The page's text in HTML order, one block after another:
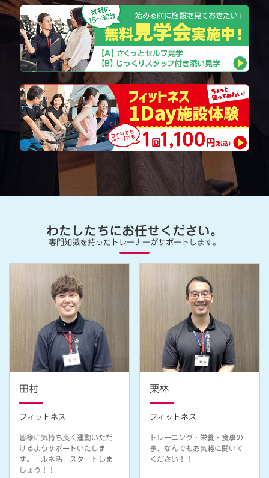
わたしたちにお任せください。
専門知識を持ったトレーナーがサポートします。
田村
フィットネス
皆様に気持ち良く運動いただ
けるようサポートいたしま
す。「ルネ活」スタートしま
しょう！！
栗林
フィットネス
トレーニング・栄養・食事の
事、なんでもお気軽に聞いて
ください！！